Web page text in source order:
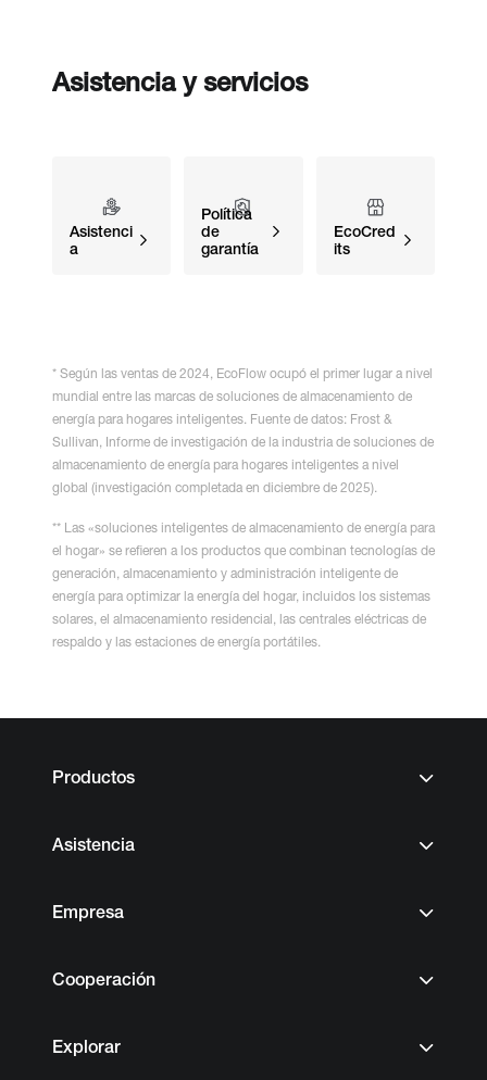
Asistencia y servicios
Asistenci
a
Política
de
garantía
EcoCred
its
* Según las ventas de 2024, EcoFlow ocupó el primer lugar a nivel
mundial entre las marcas de soluciones de almacenamiento de
energía para hogares inteligentes. Fuente de datos: Frost &
Sullivan, Informe de investigación de la industria de soluciones de
almacenamiento de energía para hogares inteligentes a nivel
global (investigación completada en diciembre de 2025).
** Las «soluciones inteligentes de almacenamiento de energía para
el hogar» se refieren a los productos que combinan tecnologías de
generación, almacenamiento y administración inteligente de
energía para optimizar la energía del hogar, incluidos los sistemas
solares, el almacenamiento residencial, las centrales eléctricas de
respaldo y las estaciones de energía portátiles.
Productos
Asistencia
Empresa
Cooperación
Explorar